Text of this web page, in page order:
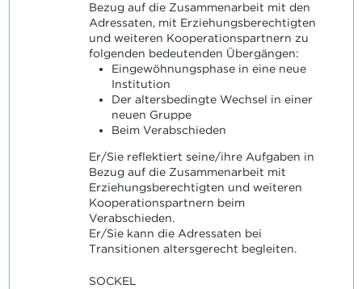
Bezug auf die Zusammenarbeit mit den
Adressaten, mit Erziehungsberechtigten
und weiteren Kooperationspartnern zu
folgenden bedeutenden Übergängen:
Eingewöhnungsphase in eine neue
Institution
Der altersbedingte Wechsel in einer
neuen Gruppe
Beim Verabschieden
Er/Sie reflektiert seine/ihre Aufgaben in
Bezug auf die Zusammenarbeit mit
Erziehungsberechtigten und weiteren
Kooperationspartnern beim
Verabschieden.
Er/Sie kann die Adressaten bei
Transitionen altersgerecht begleiten.
SOCKEL